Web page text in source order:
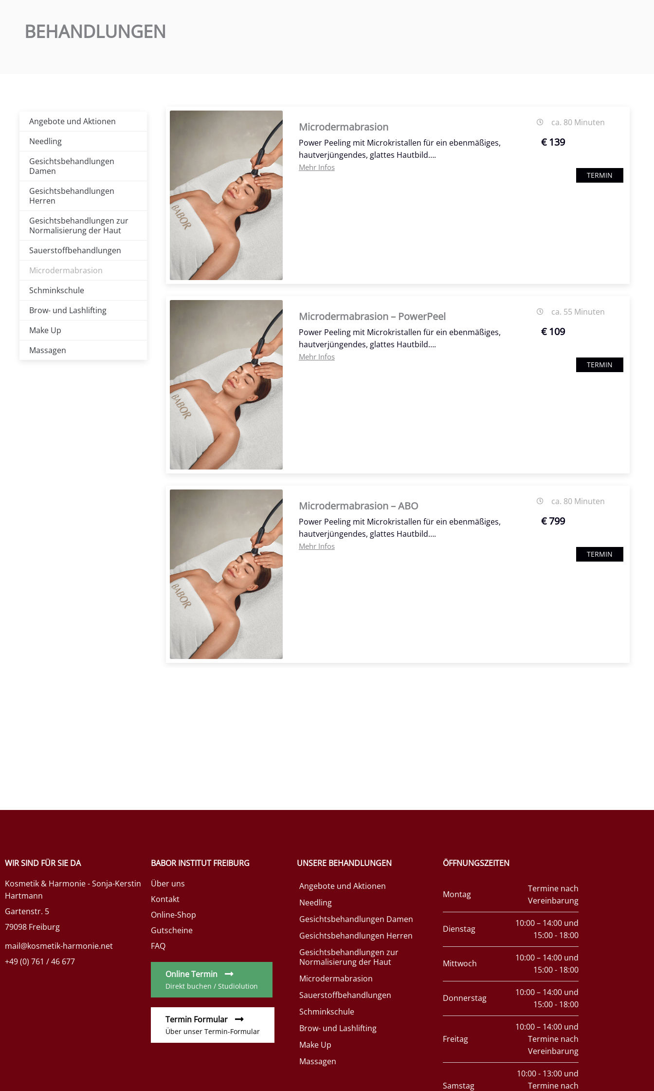
BEHANDLUNGEN
Angebote und Aktionen
Needling
Gesichtsbehandlungen
Damen
Gesichtsbehandlungen
Herren
Gesichtsbehandlungen zur
Normalisierung der Haut
Sauerstoffbehandlungen
Microdermabrasion
Schminkschule
Brow- und Lashlifting
Make Up
Massagen
Microdermabrasion
Power Peeling mit Microkristallen für ein ebenmäßiges,
hautverjüngendes, glattes Hautbild….
Mehr Infos
ca. 80 Minuten
€ 139
TERMIN
Microdermabrasion – PowerPeel
Power Peeling mit Microkristallen für ein ebenmäßiges,
hautverjüngendes, glattes Hautbild….
Mehr Infos
ca. 55 Minuten
€ 109
TERMIN
Microdermabrasion – ABO
Power Peeling mit Microkristallen für ein ebenmäßiges,
hautverjüngendes, glattes Hautbild….
Mehr Infos
ca. 80 Minuten
€ 799
TERMIN
WIR SIND FÜR SIE DA
Kosmetik & Harmonie - Sonja-Kerstin
Hartmann
Gartenstr. 5
79098 Freiburg
mail@kosmetik-harmonie.net
+49 (0) 761 / 46 677
BABOR INSTITUT FREIBURG
Über uns
Kontakt
Online-Shop
Gutscheine
FAQ
Online Termin
Direkt buchen / Studiolution
Termin Formular
Über unser Termin-Formular
UNSERE BEHANDLUNGEN
Angebote und Aktionen
Needling
Gesichtsbehandlungen Damen
Gesichtsbehandlungen Herren
Gesichtsbehandlungen zur
Normalisierung der Haut
Microdermabrasion
Sauerstoffbehandlungen
Schminkschule
Brow- und Lashlifting
Make Up
Massagen
ÖFFNUNGSZEITEN
Montag
Termine nach
Vereinbarung
Dienstag
10:00 – 14:00 und
15:00 - 18:00
Mittwoch
10:00 – 14:00 und
15:00 - 18:00
Donnerstag
10:00 – 14:00 und
15:00 - 18:00
Freitag
10:00 – 14:00 und
Termine nach
Vereinbarung
Samstag
10:00 - 13:00 und
Termine nach